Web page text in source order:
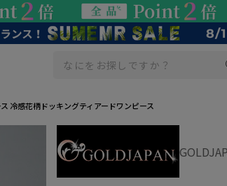
冷感花柄ドッキングティアードワンピース